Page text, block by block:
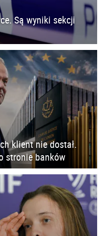
Są wyniki sekcji
klient nie dostał.
stronie banków